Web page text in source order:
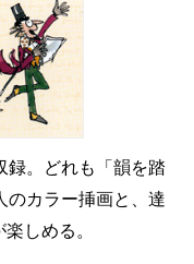
録。どれも「韻を踏
のカラー挿画と、達
しめる。